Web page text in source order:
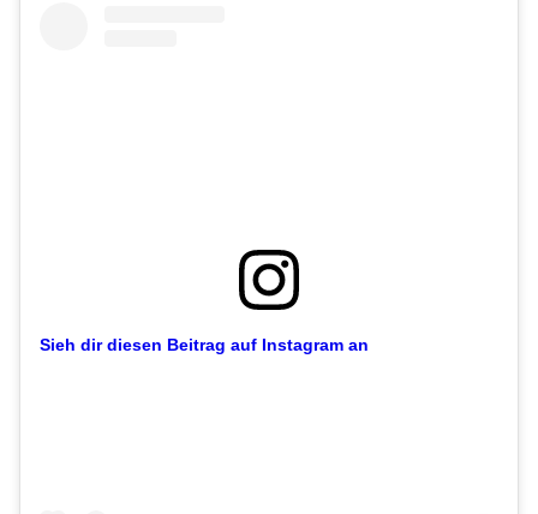
Sieh dir diesen Beitrag auf Instagram an